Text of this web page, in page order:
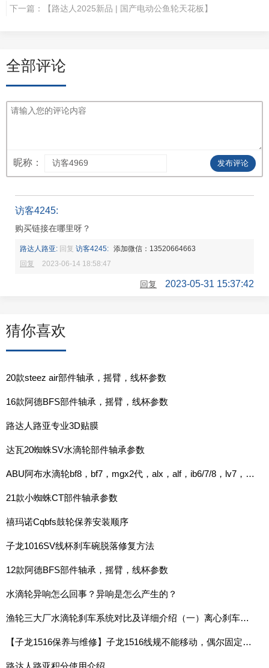
下一篇：
【路达人2025新品 | 国产电动公鱼轮天花板】
全部评论
昵称： 发布评论
访客4245:
购买链接在哪里呀？
路达人路亚: 回复 访客4245: 添加微信：13520664663
回复
2023-06-14 18:58:47
回复 2023-05-31 15:37:42
猜你喜欢
20款steez air部件轴承，摇臂，线杯参数
16款阿德BFS部件轴承，摇臂，线杯参数
路达人路亚专业3D贴膜
达瓦20蜘蛛SV水滴轮部件轴承参数
ABU阿布水滴轮bf8，bf7，mgx2代，alx，alf，ib6/7/8，lv7，deez8等
21款小蜘蛛CT部件轴承参数
禧玛诺Cqbfs鼓轮保养安装顺序
子龙1016SV线杯刹车碗脱落修复方法
12款阿德BFS部件轴承，摇臂，线杯参数
水滴轮异响怎么回事？异响是怎么产生的？
渔轮三大厂水滴轮刹车系统对比及详细介绍（一）离心刹车系统
【子龙1516保养与维修】子龙1516线规不能移动，偶尔固定在右侧，需要手动扳过来
路达人路亚积分使用介绍